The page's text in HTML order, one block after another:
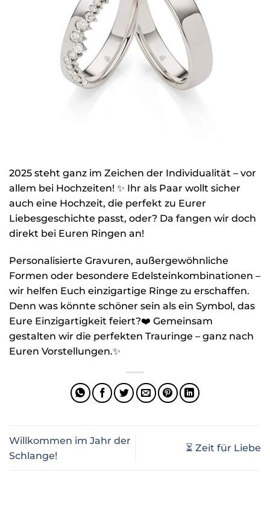
2025 steht ganz im Zeichen der Individualität – vor
allem bei Hochzeiten! ✨ Ihr als Paar wollt sicher
auch eine Hochzeit, die perfekt zu Eurer
Liebesgeschichte passt, oder? Da fangen wir doch
direkt bei Euren Ringen an!
Personalisierte Gravuren, außergewöhnliche
Formen oder besondere Edelsteinkombinationen –
wir helfen Euch einzigartige Ringe zu erschaffen.
Denn was könnte schöner sein als ein Symbol, das
Eure Einzigartigkeit feiert?❤️ Gemeinsam
gestalten wir die perfekten Trauringe – ganz nach
Euren Vorstellungen.✨
Willkommen im Jahr der
Schlange!
⏳ Zeit für Liebe